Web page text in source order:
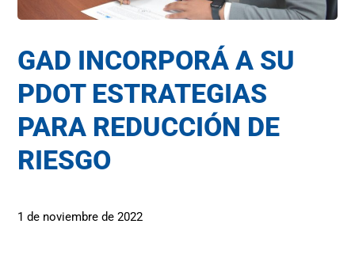
GAD INCORPORÁ A SU
PDOT ESTRATEGIAS
PARA REDUCCIÓN DE
RIESGO
1 de noviembre de 2022